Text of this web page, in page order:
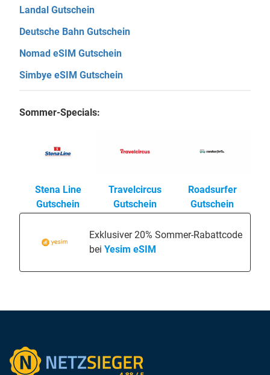
Landal Gutschein
Deutsche Bahn Gutschein
Nomad eSIM Gutschein
Simbye eSIM Gutschein
Sommer-Specials:
Stena Line
Gutschein
Travelcircus
Gutschein
Roadsurfer
Gutschein
Exklusiver 20% Sommer-Rabattcode
bei Yesim eSIM